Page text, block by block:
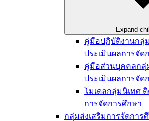
Expand
คู่มือปฏิบัติงานกลุ่
ประเมินผลการจัด
คู่มือส่วนบุคคลกลุ่
ประเมินผลการจัด
โมเดลกลุ่มนิเทศ
การจัดการศึกษา
กลุ่มส่งเสริมการจัดการ